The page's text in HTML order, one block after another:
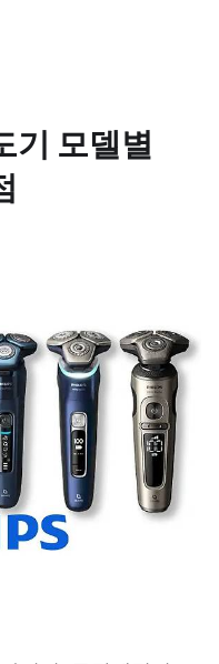
기 모델별